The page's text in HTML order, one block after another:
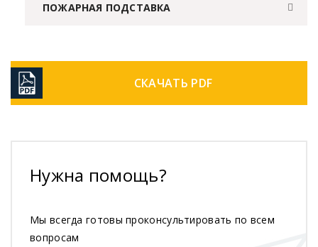
ПОЖАРНАЯ ПОДСТАВКА
СКАЧАТЬ PDF
Нужна помощь?
Мы всегда готовы проконсультировать по всем
вопросам